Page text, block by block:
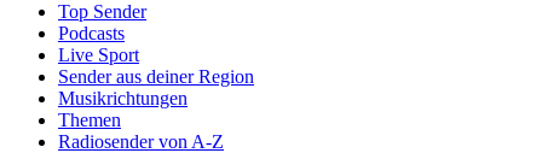
Top Sender
Podcasts
Live Sport
Sender aus deiner Region
Musikrichtungen
Themen
Radiosender von A-Z